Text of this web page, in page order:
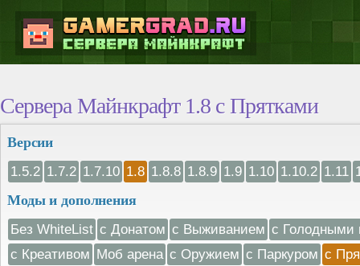
Сервера Майнкрафт 1.8 с Прятками
Версии
1.5.2 1.7.2 1.7.10 1.8 1.8.8 1.8.9 1.9 1.10 1.10.2 1.11
Моды и дополнения
Без WhiteList с Донатом с Выживанием с Голодными
с Креативом Моб арена с Оружием с Паркуром с